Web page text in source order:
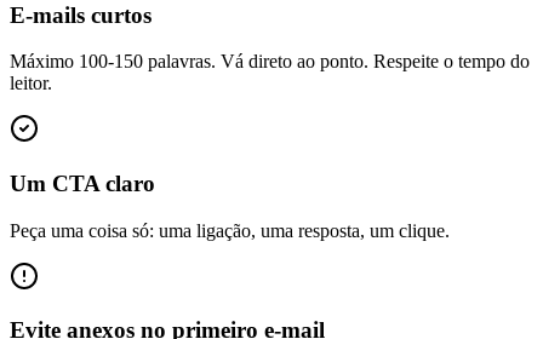
E-mails curtos
Máximo 100-150 palavras. Vá direto ao ponto. Respeite o tempo do
leitor.
Um CTA claro
Peça uma coisa só: uma ligação, uma resposta, um clique.
Evite anexos no primeiro e-mail